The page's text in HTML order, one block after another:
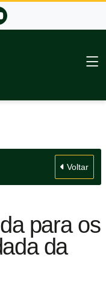
Voltar
para os
da